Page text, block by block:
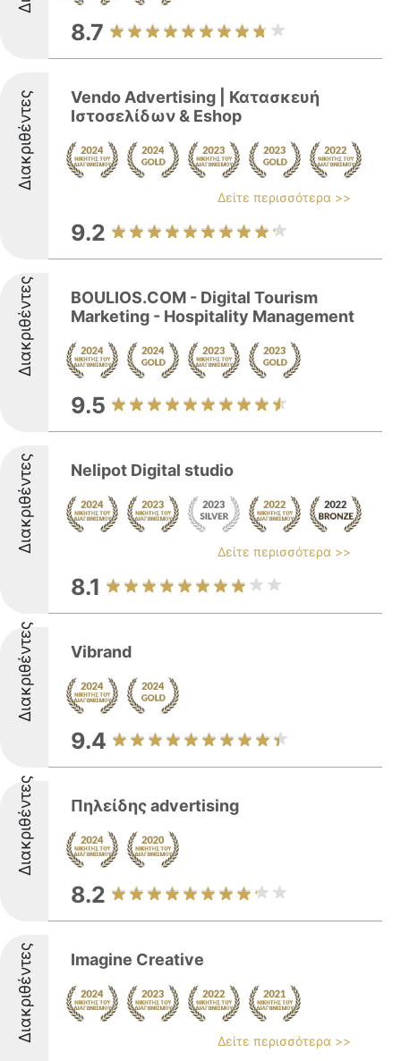
8.7
Διακριθέντες
Vendo Advertising | Κατασκευή
Ιστοσελίδων & Eshop
Δείτε περισσότερα >>
9.2
Διακριθέντες
BOULIOS.COM - Digital Tourism
Marketing - Hospitality Management
9.5
Διακριθέντες Nelipot Digital studio
Δείτε περισσότερα >>
8.1
Διακριθέντες Vibrand
9.4
Διακριθέντες Πηλείδης advertising
8.2
Διακριθέντες Imagine Creative
Δείτε περισσότερα >>